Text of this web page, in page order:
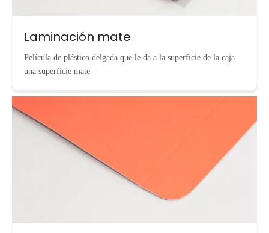
Laminación mate
Película de plástico delgada que le da a la superficie de la caja
una superficie mate